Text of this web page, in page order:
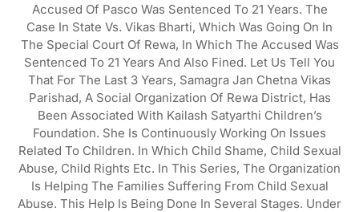
Accused Of Pasco Was Sentenced To 21 Years. The
Case In State Vs. Vikas Bharti, Which Was Going On In
The Special Court Of Rewa, In Which The Accused Was
Sentenced To 21 Years And Also Fined. Let Us Tell You
That For The Last 3 Years, Samagra Jan Chetna Vikas
Parishad, A Social Organization Of Rewa District, Has
Been Associated With Kailash Satyarthi Children’s
Foundation. She Is Continuously Working On Issues
Related To Children. In Which Child Shame, Child Sexual
Abuse, Child Rights Etc. In This Series, The Organization
Is Helping The Families Suffering From Child Sexual
Abuse. This Help Is Being Done In Several Stages. Under